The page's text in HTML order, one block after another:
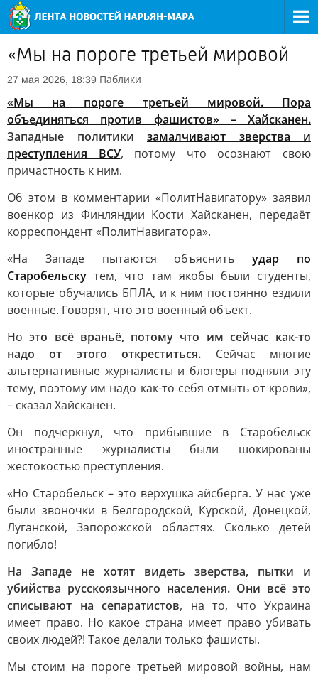
«Мы на пороге третьей мировой
27 мая 2026, 18:39 Паблики
«Мы на пороге третьей мировой. Пора
объединяться против фашистов» – Хайсканен.
Западные политики замалчивают зверства и
преступления ВСУ, потому что осознают свою
причастность к ним.
Об этом в комментарии «ПолитНавигатору» заявил
военкор из Финляндии Кости Хайсканен, передаёт
корреспондент «ПолитНавигатора».
«На Западе пытаются объяснитьудар по
Старобельску тем, что там якобы были студенты,
которые обучались БПЛА, и к ним постоянно ездили
военные. Говорят, что это военный объект.
Ноэто всё враньё, потому что им сейчас как-то
надо от этого откреститься. Сейчас многие
альтернативные журналисты и блогеры подняли эту
тему, поэтому им надо как-то себя отмыть от крови»,
– сказал Хайсканен.
Он подчеркнул, что прибывшие в Старобельск
иностранные журналисты были шокированы
жестокостью преступления.
«Но Старобельск – это верхушка айсберга. У нас уже
были звоночки в Белгородской, Курской, Донецкой,
Луганской, Запорожской областях. Сколько детей
погибло!
На Западе не хотят видеть зверства, пытки и
убийства русскоязычного населения. Они всё это
списывают на сепаратистов, на то, что Украина
имеет право. Но какое страна имеет право убивать
своих людей?! Такое делали только фашисты.
Мы стоим на пороге третьей мировой войны, нам